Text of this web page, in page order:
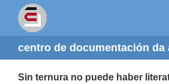
centro de documentación da
Sin ternura no puede haber